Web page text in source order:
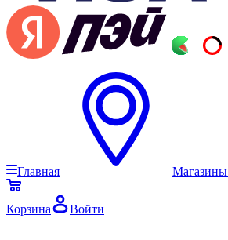
Главная Магазины
Корзина Войти